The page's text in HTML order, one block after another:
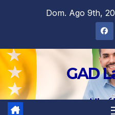
Dom. Ago 9th,
GAD